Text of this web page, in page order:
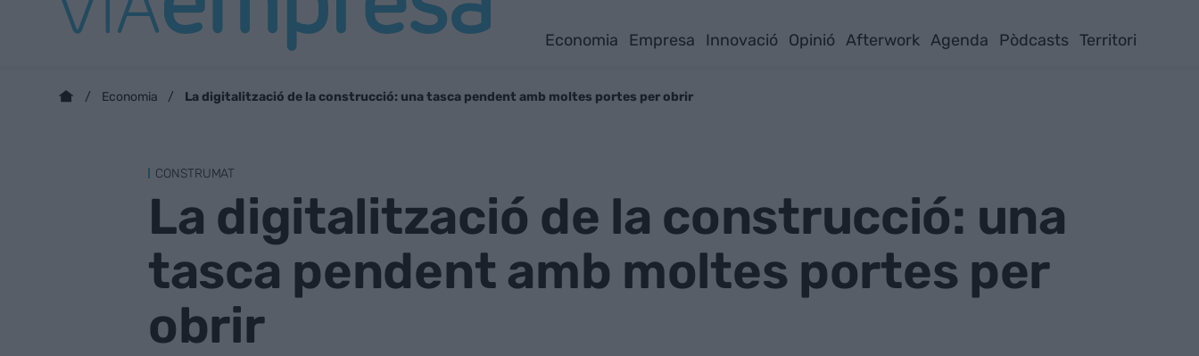
Economia Empresa Innovació Opinió Afterwork Agenda Pòdcasts Territori
Economia La digitalització de la construcció: una tasca pendent amb moltes portes per obrir
CONSTRUMAT
La digitalització de la construcció: una
tasca pendent amb moltes portes per
obrir